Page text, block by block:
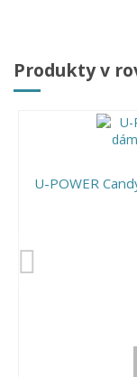
Produkty v
U-POWER